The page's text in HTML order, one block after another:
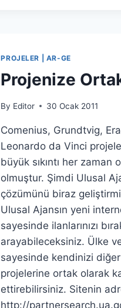
PROJELER | AR-GE
Projenize
By Editor 30 Ocak 2011
Comenius, Grundtvig,
Leonardo da Vinci
büyük sıkıntı her zaman
olmuştur. Şimdi Ulusal
çözümünü biraz
Ulusal Ajansın yeni
sayesinde ilanlarınızı
arayabileceksiniz. Ülke
sayesinde kendinizi diğer
projelerine ortak olarak
ettirebilirsiniz. Sitenin
http://